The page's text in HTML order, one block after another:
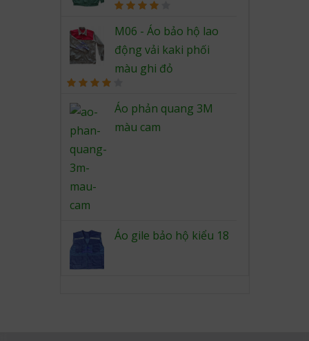
4.00out
of 5
M06 - Áo bảo hộ lao
động vải kaki phối
màu ghi đỏ
4.00 out
of 5
Áo phản quang 3M
màu cam
Áo gile bảo hộ kiểu 18